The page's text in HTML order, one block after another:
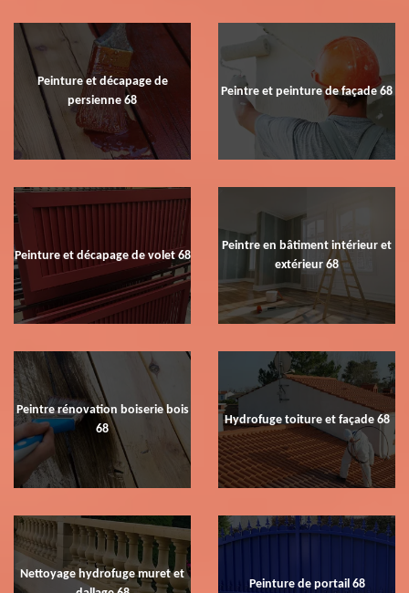
Peinture et décapage de
persienne 68
Peintre et peinture de façade 68
Peinture et décapage de volet 68
Peintre en bâtiment intérieur et
extérieur 68
Peintre rénovation boiserie bois
68
Hydrofuge toiture et façade 68
Nettoyage hydrofuge muret et
Peinture de portail 68